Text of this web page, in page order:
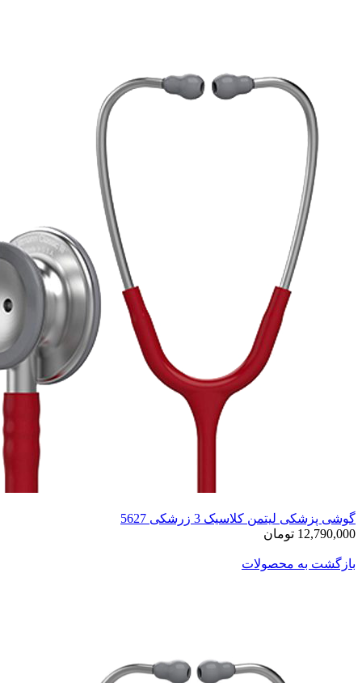
گوشی پزشکی لیتمن کلاسیک 3 زرشکی 5627
12,790,000 تومان
بازگشت به محصولات